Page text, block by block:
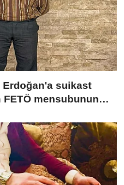
Erdoğan'a suikast
mensubunun